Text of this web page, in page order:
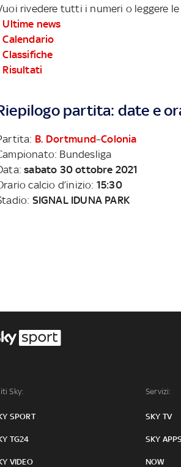
rivedere tutti i numeri o leggere
Ultime news
Calendario
Classifiche
Risultati
partita: date e
B. Dortmund–Colonia
Bundesliga
sabato 30 ottobre 2021
calcio d’inizio: 15:30
SIGNAL IDUNA PARK
Sky:
SPORT
TG24
VIDEO
Servizi:
SKY TV
SKY APPS
NOW